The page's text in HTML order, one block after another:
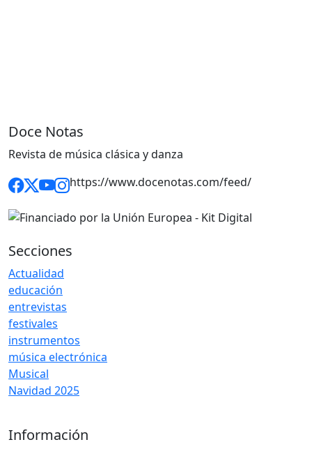
Doce Notas
Revista de música clásica y danza
https://www.docenotas.com/feed/
Secciones
Actualidad
educación
entrevistas
festivales
instrumentos
música electrónica
Musical
Navidad 2025
Información